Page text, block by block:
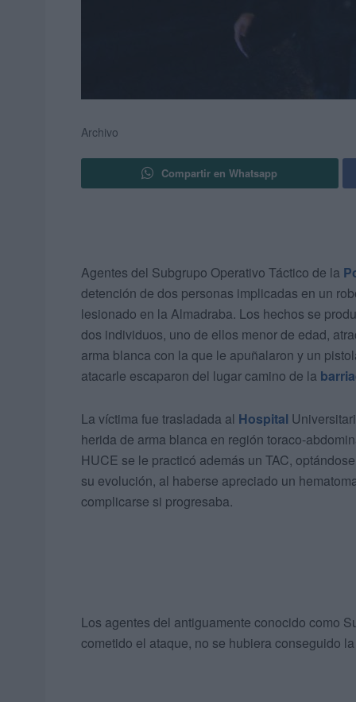
Archivo
Compartir en Whatsapp
Agentes del Subgrupo Operativo Táctico de la
detención de dos personas implicadas en un
lesionado en la Almadraba. Los hechos se
dos individuos, uno de ellos menor de edad,
arma blanca con la que le apuñalaron y un
atacarle escaparon del lugar camino de la
La víctima fue trasladada al Hospital
herida de arma blanca en región toraco-
HUCE se le practicó además un TAC,
su evolución, al haberse apreciado un
complicarse si progresaba.
Los agentes del antiguamente conocido como
cometido el ataque, no se hubiera conseguido